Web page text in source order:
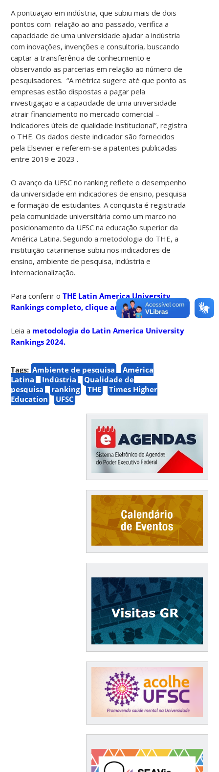
A pontuação em indústria, que subiu mais de dois
pontos com relação ao ano passado, verifica a
capacidade de uma universidade ajudar a indústria
com inovações, invenções e consultoria, buscando
captar a transferência de conhecimento e
observando as parcerias em relação ao número de
pesquisadores. “A métrica sugere até que ponto as
empresas estão dispostas a pagar pela
investigação e a capacidade de uma universidade
atrair financiamento no mercado comercial –
indicadores úteis de qualidade institucional”, registra
o THE. Os dados deste indicador são fornecidos
pela Elsevier e referem-se a patentes publicadas
entre 2019 e 2023 .
O avanço da UFSC no ranking reflete o desempenho
da universidade em indicadores de ensino, pesquisa
e formação de estudantes. A conquista é registrada
pela comunidade universitária como um marco no
posicionamento da UFSC na educação superior da
América Latina. Segundo a metodologia do THE, a
instituição catarinense subiu nos indicadores de
ensino, ambiente de pesquisa, indústria e
internacionalização.
Para conferir oTHE Latin America University
Rankings completo, clique aqui.
Leia a metodologia do Latin America University
Rankings 2024.
Tags: Ambiente de pesquisa
América
Latina
Indústria
Qualidade de
pesquisa
ranking THE
Times Higher
Education
UFSC